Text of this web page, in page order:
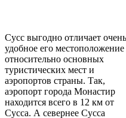
Сусс выгодно отличает очень
удобное его местоположение
относительно основных
туристических мест и
аэропортов страны. Так,
аэропорт города Монастир
находится всего в 12 км от
Сусса. А севернее Сусса